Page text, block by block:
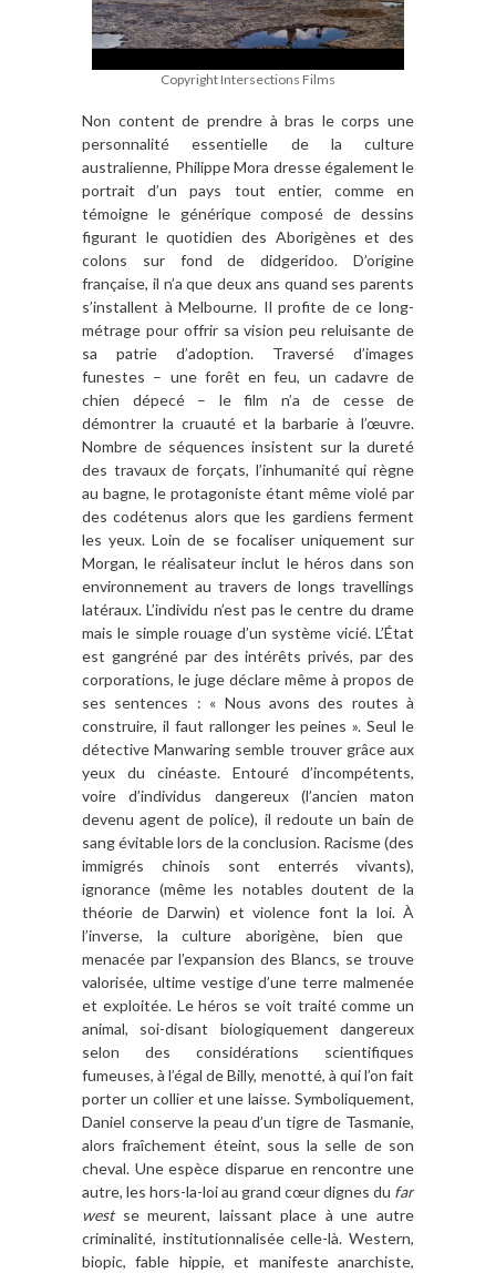
Copyright Intersections Films
Non content de prendre àbras le corps une
personnalité essentielle de la culture
australienne, Philippe Mora dresse également le
portrait d’un pays tout entier, comme en
témoigne le générique composé de dessins
figurant le quotidien des Aborigènes et des
colons sur fond de didgeridoo. D’origine
française, il n’a que deux ans quand ses parents
s’installent àMelbourne. Il profite de ce long-
métrage pour offrir sa vision peu reluisante de
sa patrie d’adoption. Traversé d’images
funestes – une forêt en feu, un cadavre de
chien dépecé – le film n’a de cesse de
démontrer la cruauté et la barbarie àl’œuvre.
Nombre de séquences insistent sur la dureté
des travaux de forçats, l’inhumanité qui règne
au bagne, le protagoniste étant même violé par
des codétenus alors que les gardiens ferment
les yeux. Loin de se focaliser uniquement sur
Morgan, le réalisateur inclut le héros dans son
environnement au travers de longs travellings
latéraux. L’individu n’est pas le centre du drame
mais le simple rouage d’un système vicié. L’État
est gangréné par des intérêts privés, par des
corporations, le juge déclare même à propos de
ses sentences : « Nous avons des routes à
construire, il faut rallonger les peines». Seul le
détective Manwaring semble trouver grâce aux
yeux du cinéaste. Entouré d’incompétents,
voire d’individus dangereux (l’ancien maton
devenu agent de police), il redoute un bain de
sang évitable lors de la conclusion. Racisme (des
immigrés chinois sont enterrés vivants),
ignorance (même les notables doutent de la
théorie de Darwin) et violence font la loi. À
l’inverse, la culture aborigène, bien que
menacée par l’expansion des Blancs, se trouve
valorisée, ultime vestige d’une terre malmenée
et exploitée. Le héros se voit traité comme un
animal, soi-disant biologiquement dangereux
selon des considérations scientifiques
fumeuses,à l’égal de Billy, menotté, à qui l’on fait
porter un collier et une laisse. Symboliquement,
Daniel conserve la peau d’un tigre de Tasmanie,
alors fraîchement éteint, sous la selle de son
cheval. Une espèce disparue en rencontre une
autre, les hors-la-loi au grand cœur dignes du far
westse meurent, laissant place àune autre
criminalité, institutionnalisée celle-là. Western,
biopic, fable hippie, et manifeste anarchiste,